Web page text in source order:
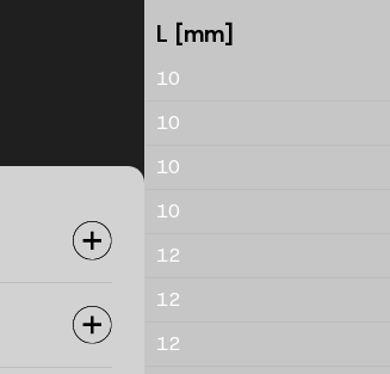
L [mm]
10
10
10
10
12
12
12